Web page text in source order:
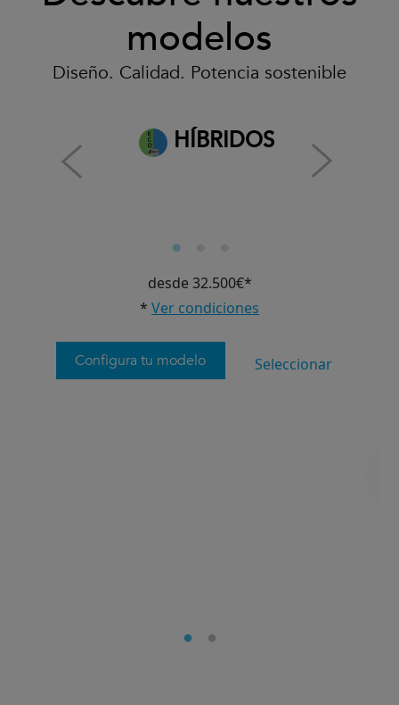
modelos
Diseño. Calidad. Potencia sostenible
HÍBRIDOS
desde 32.500€*
* Ver condiciones
Configura tu modelo Seleccionar